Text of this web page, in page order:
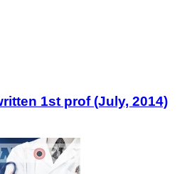
1st prof (July, 2014)